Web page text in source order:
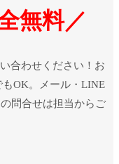
無料／
合わせください！お
OK。メール・LINE
問合せは担当からご